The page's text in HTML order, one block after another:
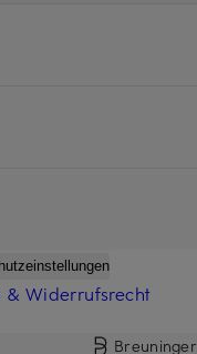
& Widerrufsrecht
Breuninger